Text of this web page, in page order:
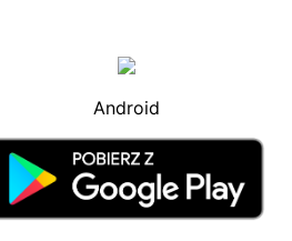
Android